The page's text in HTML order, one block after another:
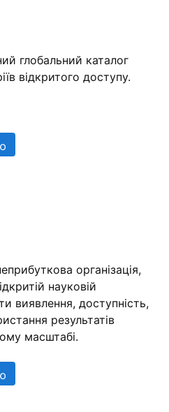
глобальний каталог
відкритого доступу.
організація,
науковій
виявлення, доступність,
результатів
масштабі.